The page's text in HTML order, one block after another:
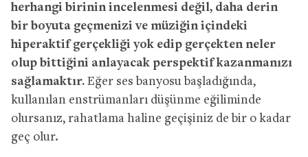
herhangi birinin incelenmesi değil, daha derin
bir boyuta geçmenizi ve müziğin içindeki
hiperaktif gerçekliği yok edip gerçekten neler
olup bittiğini anlayacak perspektif kazanmanızı
sağlamaktır. Eğer ses banyosu başladığında,
kullanılan enstrümanları düşünme eğiliminde
olursanız, rahatlama haline geçişiniz de bir o kadar
geç olur.